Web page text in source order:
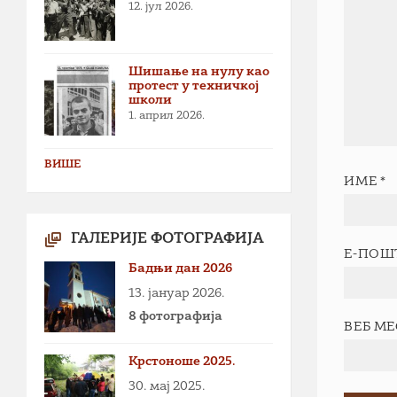
ИМЕ *
Е-
ВЕБ
12. јул 2026.
Шишање на нулу као
протест у техничкој
школи
1. април 2026.
ВИШЕ
ГАЛЕРИЈЕ ФОТОГРАФИЈА
Бадњи дан 2026
13. јануар 2026.
8 фотографија
Крстоноше 2025.
30. мај 2025.